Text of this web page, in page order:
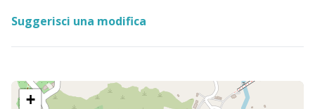
Suggerisci una modifica
+